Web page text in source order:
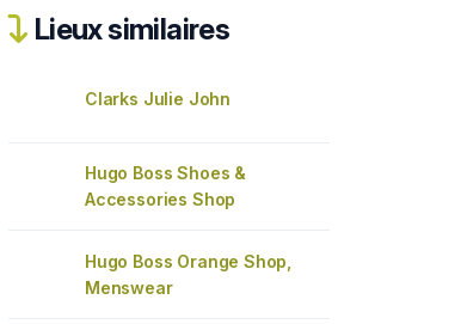
Lieux similaires
Clarks Julie John
Hugo Boss Shoes &
Accessories Shop
Hugo Boss Orange Shop,
Menswear